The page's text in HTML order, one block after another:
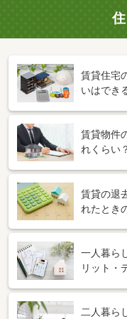
賃貸住宅
いはでき
賃貸物件
れくらい
賃貸の退
れたとき
一人暮ら
リット・
二人暮ら